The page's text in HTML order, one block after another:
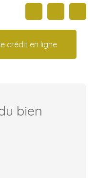
crédit en ligne
bien